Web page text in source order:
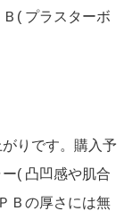
( プラスターボ
りです。購入予
( 凸凹感や肌合
Ｂの厚さには無